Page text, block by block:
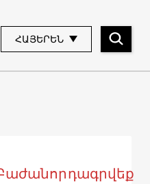
ՀԱՅԵՐԵՆ